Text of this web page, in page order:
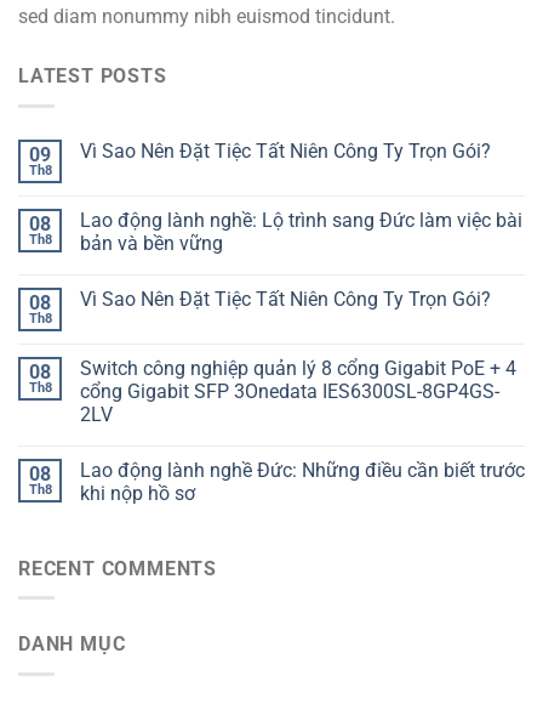
sed diam nonummy nibh euismod tincidunt.
LATEST POSTS
09
Th8
Vì Sao Nên Đặt Tiệc Tất Niên Công Ty Trọn Gói?
08
Th8
Lao động lành nghề: Lộ trình sang Đức làm việc bài
bản và bền vững
08
Th8
Vì Sao Nên Đặt Tiệc Tất Niên Công Ty Trọn Gói?
08
Th8
Switch công nghiệp quản lý 8 cổng Gigabit PoE + 4
cổng Gigabit SFP 3Onedata IES6300SL-8GP4GS-
2LV
08
Th8
Lao động lành nghề Đức: Những điều cần biết trước
khi nộp hồ sơ
RECENT COMMENTS
DANH MỤC